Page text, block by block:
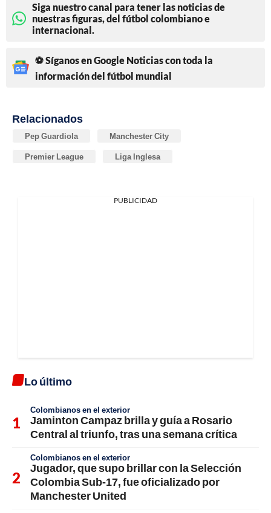
Siga nuestro canal para tener las noticias de
nuestras figuras, del fútbol colombiano e
internacional.
⚽ Síganos en Google Noticias con toda la
información del fútbol mundial
Relacionados
Pep Guardiola Manchester City
Premier League Liga Inglesa
PUBLICIDAD
Lo último
Colombianos en el exterior
Jaminton Campaz brilla y guía a Rosario
Central al triunfo, tras una semana crítica
Colombianos en el exterior
Jugador, que supo brillar con la Selección
Colombia Sub-17, fue oficializado por
Manchester United